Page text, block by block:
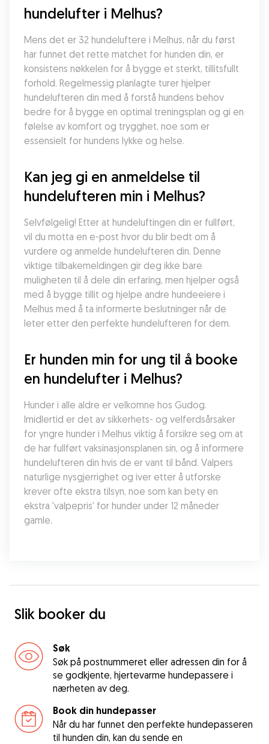
hundelufter i Melhus?
Mens det er 32 hundeluftere i Melhus, når du først
har funnet det rette matchet for hunden din, er
konsistens nøkkelen for å bygge et sterkt, tillitsfullt
forhold. Regelmessig planlagte turer hjelper
hundelufteren din med å forstå hundens behov
bedre for å bygge en optimal treningsplan og gi en
følelse av komfort og trygghet, noe som er
essensielt for hundens lykke og helse.
Kan jeg gi en anmeldelse til
hundelufteren min i Melhus?
Selvfølgelig! Etter at hundeluftingen din er fullført,
vil du motta en e-post hvor du blir bedt om å
vurdere og anmelde hundelufteren din. Denne
viktige tilbakemeldingen gir deg ikke bare
muligheten til å dele din erfaring, men hjelper også
med å bygge tillit og hjelpe andre hundeeiere i
Melhus med å ta informerte beslutninger når de
leter etter den perfekte hundelufteren for dem.
Er hunden min for ung til å booke
en hundelufter i Melhus?
Hunder i alle aldre er velkomne hos Gudog.
Imidlertid er det av sikkerhets- og velferdsårsaker
for yngre hunder i Melhus viktig å forsikre seg om at
de har fullført vaksinasjonsplanen sin, og å informere
hundelufteren din hvis de er vant til bånd. Valpers
naturlige nysgjerrighet og iver etter å utforske
krever ofte ekstra tilsyn, noe som kan bety en
ekstra 'valpepris' for hunder under 12 måneder
gamle.
Slik booker du
Søk
Søk på postnummeret eller adressen din for å
se godkjente, hjertevarme hundepassere i
nærheten av deg.
Book din hundepasser
Når du har funnet den perfekte hundepasseren
til hunden din, kan du sende en